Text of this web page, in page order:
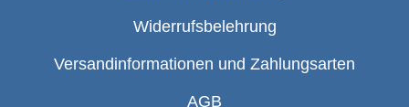
Widerrufsbelehrung
Versandinformationen und Zahlungsarten
AGB